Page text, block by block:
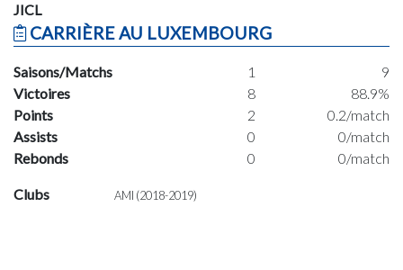
JICL
CARRIÈRE AU LUXEMBOURG
Saisons/Matchs 1
9
Victoires
8
88.9%
Points
2
0.2/match
Assists
0
0/match
Rebonds
0 0/match
Clubs AMI (2018-2019)